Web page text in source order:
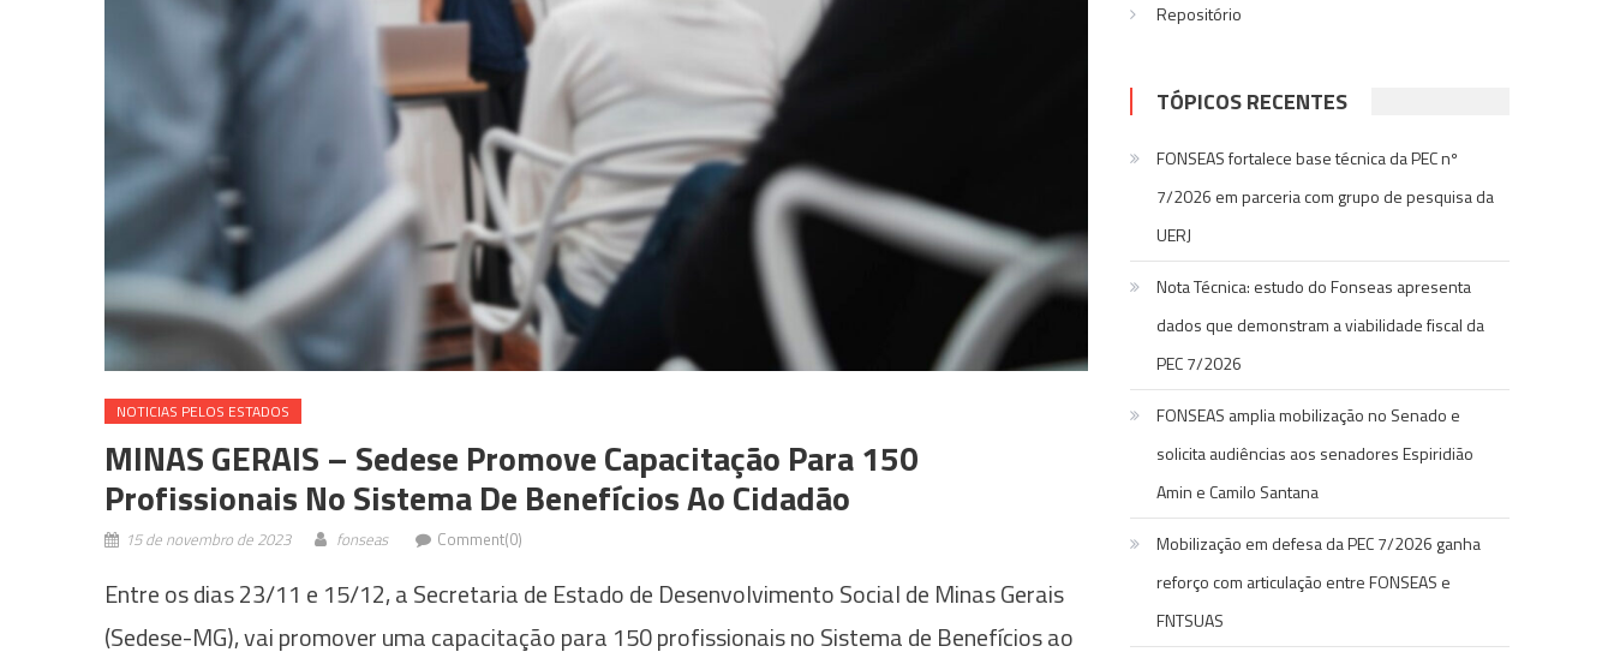
NOTICIAS PELOS ESTADOS
MINAS GERAIS – Sedese Promove Capacitação Para 150
Profissionais No Sistema De Benefícios Ao Cidadão
15 de novembro de 2023 fonseas Comment(0)
Entre os dias 23/11 e 15/12, a Secretaria de Estado de Desenvolvimento Social de Minas Gerais
(Sedese-MG), vai promover uma capacitação para 150 profissionais no Sistema de Benefícios ao
Repositório
TÓPICOS RECENTES
FONSEAS fortalece base técnica da PEC nº
7/2026 em parceria com grupo de pesquisa da
UERJ
Nota Técnica: estudo do Fonseas apresenta
dados que demonstram a viabilidade fiscal da
PEC 7/2026
FONSEAS amplia mobilização no Senado e
solicita audiências aos senadores Espiridião
Amin e Camilo Santana
Mobilização em defesa da PEC 7/2026 ganha
reforço com articulação entre FONSEAS e
FNTSUAS